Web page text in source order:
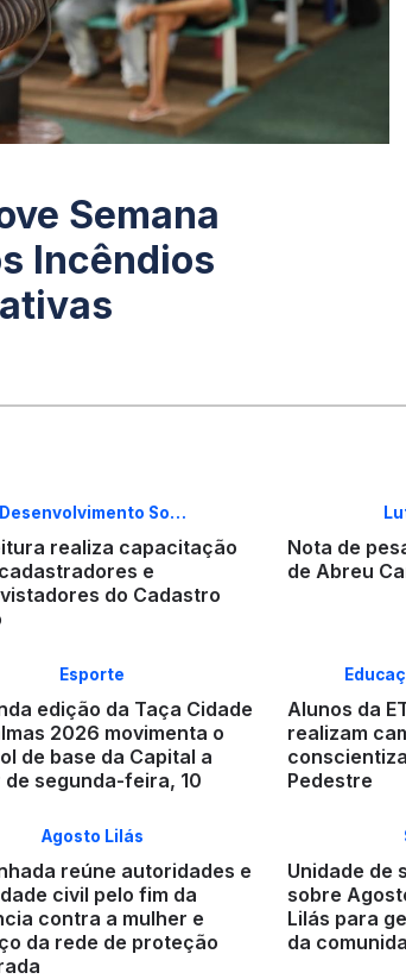
Semana
Incêndios
Desenvolvimento So…
realiza capacitação
e
do Cadastro
Nota de
de Abreu
Esporte
edição da Taça Cidade
2026 movimenta o
de base da Capital a
segunda-feira, 10
Alunos da
realizam
Pedestre
Agosto Lilás
reúne autoridades e
civil pelo fim da
contra a mulher e
da rede de proteção
Unidade de
sobre
Lilás para
da